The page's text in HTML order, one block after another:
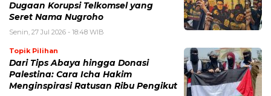
Dugaan Korupsi Telkomsel yang
Seret Nama Nugroho
Senin, 27 Jul 2026 - 18:48 WIB
Topik Pilihan
Dari Tips Abaya hingga Donasi
Palestina: Cara Icha Hakim
Menginspirasi Ratusan Ribu Pengikut